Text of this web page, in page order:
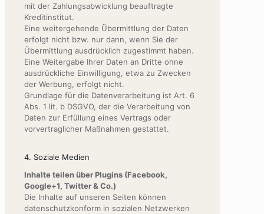
mit der Zahlungsabwicklung beauftragte
Kreditinstitut.
Eine weitergehende Übermittlung der Daten
erfolgt nicht bzw. nur dann, wenn Sie der
Übermittlung ausdrücklich zugestimmt haben.
Eine Weitergabe Ihrer Daten an Dritte ohne
ausdrückliche Einwilligung, etwa zu Zwecken
der Werbung, erfolgt nicht.
Grundlage für die Datenverarbeitung ist Art. 6
Abs. 1 lit. b DSGVO, der die Verarbeitung von
Daten zur Erfüllung eines Vertrags oder
vorvertraglicher Maßnahmen gestattet.
4. Soziale Medien
Inhalte teilen über Plugins (Facebook,
Google+1, Twitter & Co.)
Die Inhalte auf unseren Seiten können
datenschutzkonform in sozialen Netzwerken